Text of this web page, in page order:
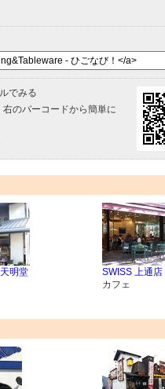
でみる
のバーコードから簡単に
明堂
SWISS 上通店
カフェ